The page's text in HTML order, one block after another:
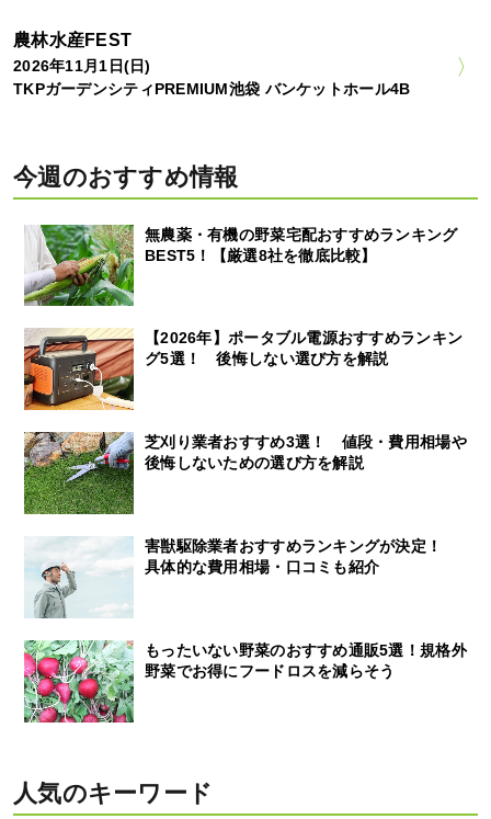
農林水産FEST
2026年11月1日(日)
TKPガーデンシティPREMIUM池袋 バンケットホール4B
今週のおすすめ情報
無農薬・有機の野菜宅配おすすめランキング
BEST5！【厳選8社を徹底比較】
【2026年】ポータブル電源おすすめランキン
グ5選！ 後悔しない選び方を解説
芝刈り業者おすすめ3選！ 値段・費用相場や
後悔しないための選び方を解説
害獣駆除業者おすすめランキングが決定！
具体的な費用相場・口コミも紹介
もったいない野菜のおすすめ通販5選！規格外
野菜でお得にフードロスを減らそう
人気のキーワード